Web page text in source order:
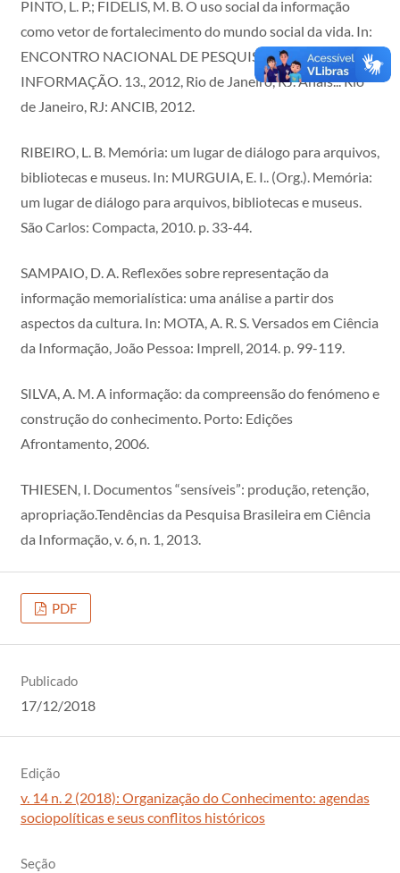
PINTO, L. P.; FIDELIS, M. B. O uso social da informação
como vetor de fortalecimento do mundo social da vida. In:
ENCONTRO NACIONAL DE PESQUISA EM CIÊNCIA DA
INFORMAÇÃO. 13., 2012, Rio de Janeiro, RJ. Anais... Rio
de Janeiro, RJ: ANCIB, 2012.
RIBEIRO, L. B. Memória: um lugar de diálogo para arquivos,
bibliotecas e museus. In: MURGUIA, E. I.. (Org.). Memória:
um lugar de diálogo para arquivos, bibliotecas e museus.
São Carlos: Compacta, 2010. p. 33-44.
SAMPAIO, D. A. Reflexões sobre representação da
informação memorialística: uma análise a partir dos
aspectos da cultura. In: MOTA, A. R. S. Versados em Ciência
da Informação, João Pessoa: Imprell, 2014. p. 99-119.
SILVA, A. M. A informação: da compreensão do fenómeno e
construção do conhecimento. Porto: Edições
Afrontamento, 2006.
THIESEN, I. Documentos “sensíveis”: produção, retenção,
apropriação.Tendências da Pesquisa Brasileira em Ciência
da Informação, v. 6, n. 1, 2013.
PDF
Publicado
17/12/2018
Edição
v. 14 n. 2 (2018): Organização do Conhecimento: agendas
sociopolíticas e seus conflitos históricos
Seção